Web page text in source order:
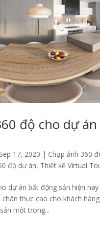
độ cho dự
Sep 17, 2020 | Chụp ảnh 360
độ dự án, Thiết kế Virtual
dự án bất động sản hiện
thực cao cho khách
một trong...